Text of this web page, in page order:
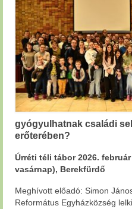
gyógyulhatnak családi
erőterében?
Úrréti téli tábor 2026.
vasárnap), Berekfürdő
Meghívott előadó: Simon
Református Egyházközség